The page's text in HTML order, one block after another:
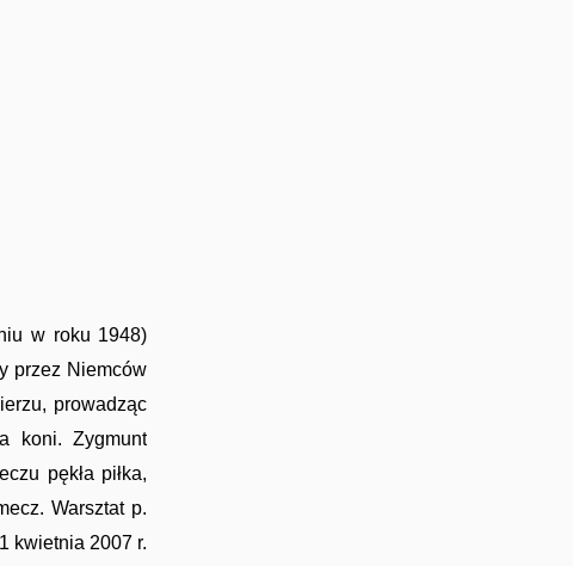
w roku 1948)
przez Niemców
prowadząc
koni. Zygmunt
pękła piłka,
Warsztat p.
kwietnia 2007 r.